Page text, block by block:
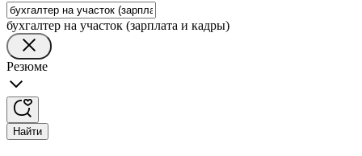
бухгалтер на участок (зарплата и кадры)
Резюме
Найти